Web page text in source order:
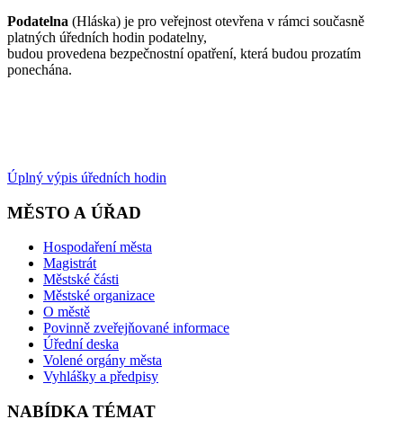
Podatelna (Hláska) je pro veřejnost otevřena v rámci současně
platných úředních hodin podatelny,
budou provedena bezpečnostní opatření, která budou prozatím
ponechána.
Úplný výpis úředních hodin
MĚSTO A ÚŘAD
Hospodaření města
Magistrát
Městské části
Městské organizace
O městě
Povinně zveřejňované informace
Úřední deska
Volené orgány města
Vyhlášky a předpisy
NABÍDKA TÉMAT